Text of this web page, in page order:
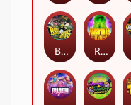
BASH BROS Ronin Stackways